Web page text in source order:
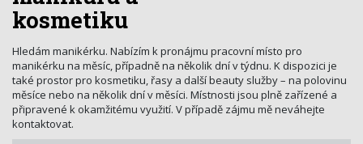
kosmetiku
Hledám manikérku. Nabízím k pronájmu pracovní místo pro
manikérku na měsíc, případně na několik dní v týdnu. K dispozici je
také prostor pro kosmetiku, řasy a další beauty služby – na polovinu
měsíce nebo na několik dní v měsíci. Místnosti jsou plně zařízené a
připravené k okamžitému využití. V případě zájmu mě neváhejte
kontaktovat.